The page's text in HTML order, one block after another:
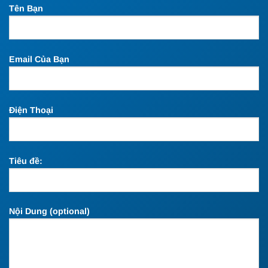
Tên Bạn
Email Của Bạn
Điện Thoại
Tiêu đề:
Nội Dung (optional)